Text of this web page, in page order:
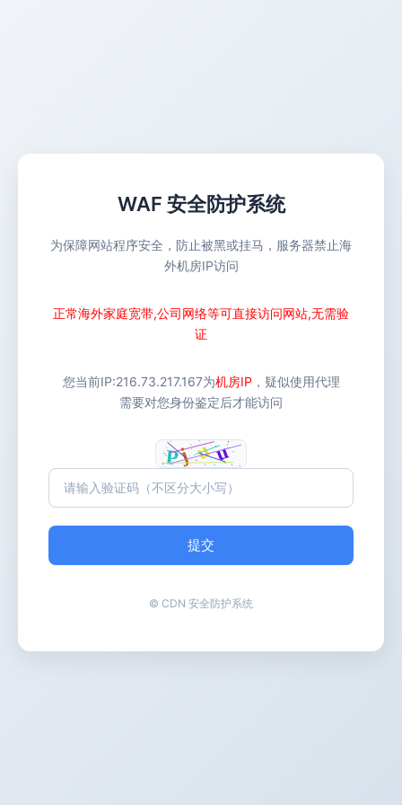
WAF 安全防护系统
为保障网站程序安全，防止被黑或挂马，服务器禁止海
外机房IP访问
正常海外家庭宽带,公司网络等可直接访问网站,无需验
证
您当前IP:216.73.217.167为机房IP ，疑似使用代理
需要对您身份鉴定后才能访问
提交
© CDN 安全防护系统